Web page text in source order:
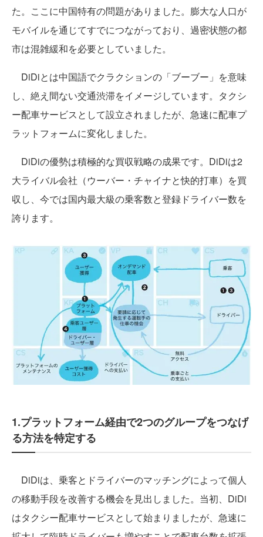
た。ここに中国特有の問題がありました。膨大な人口が
モバイルを通じてすでにつながっており、過密状態の都
市は混雑緩和を必要としていました。
DiDiとは中国語でクラクションの「ブーブー」を意味
し、絶え間ない交通渋滞をイメージしています。タクシ
ー配車サービスとして設立されましたが、急速に配車プ
ラットフォームに変化しました。
DiDiの優勢は積極的な買収戦略の成果です。DiDiは2
大ライバル会社（ウーバー・チャイナと快的打車）を買
収し、今では国内最大級の乗客数と登録ドライバー数を
誇ります。
1.プラットフォーム経由で2つのグループをつなげ
る方法を特定する
DiDiは、乗客とドライバーのマッチングによって個人
の移動手段を改善する機会を見出しました。当初、DiDi
はタクシー配車サービスとして始まりましたが、急速に